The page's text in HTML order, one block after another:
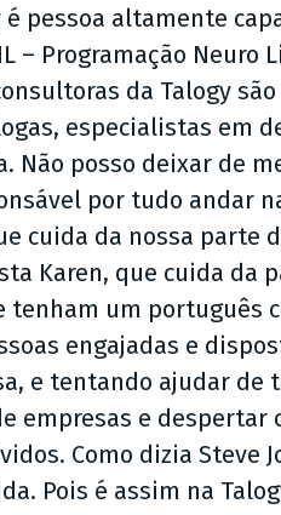
pessoa altamente
– Programação
da Talogy
especialistas em
Não posso deixar de
por tudo andar
cuida da nossa parte
Karen, que cuida da
tenham um português
engajadas e
e tentando ajudar de
empresas e despertar
Como dizia Steve
Pois é assim na